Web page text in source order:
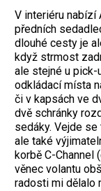
V interiéru nabízí
předních
dlouhé cesty je
když strmost
ale stejné u pick-
odkládací místa
či v kapsách ve
dvě schránky
sedáky. Vejde se
ale také
korbě C-Channel
věnec volantu
radosti mi dělalo